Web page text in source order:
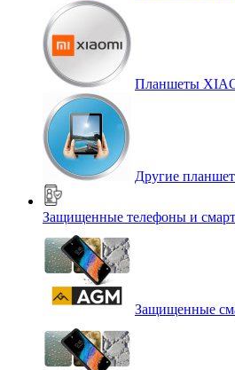
Планшеты
Другие
Защищенные телефоны и
Защищенные